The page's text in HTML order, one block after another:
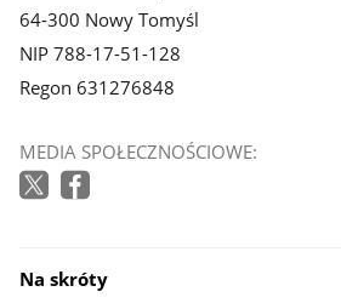
64-300 Nowy Tomyśl
NIP 788-17-51-128
Regon 631276848
MEDIA SPOŁECZNOŚCIOWE:
Na skróty